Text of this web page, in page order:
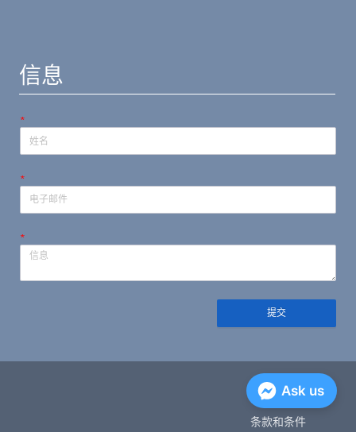
信息
*
*
*
提交
隐私政策
条款和条件
Ask us